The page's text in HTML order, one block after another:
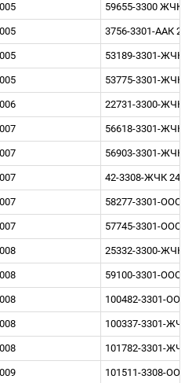
59655-3300 ЖЧК
3756-3301-ААК
53189-3301-ЖЧК
53775-3301-ЖЧК
22731-3300-ЖЧК
56618-3301-ЖЧК
56903-3301-ЖЧК
42-3308-ЖЧК
58277-3301-OOO
57745-3301-OOO
25332-3300-ЖЧК
59100-3301-OOO
100482-3301-
100337-3301-ЖЧК
101782-3301-ЖЧК
101511-3308-